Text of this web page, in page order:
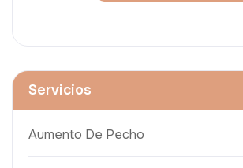
Servicios
Aumento De Pecho